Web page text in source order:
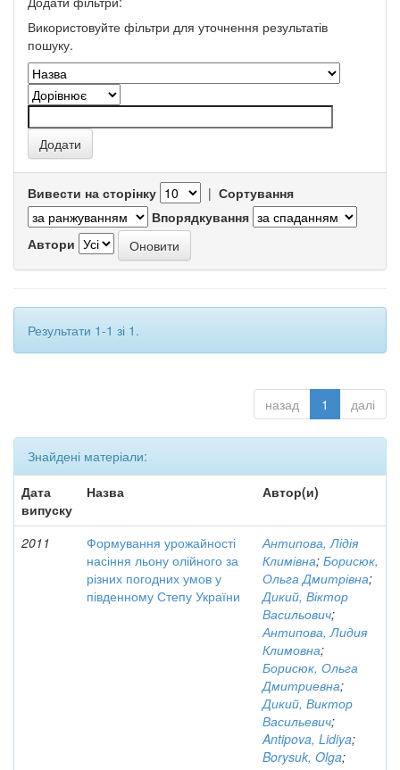
Використовуйте фільтри для уточнення результатів
пошуку.
Вивести на сторінку | Сортування
Впорядкування
Автори
Результати 1-1 зі 1.
назад 1 далі
Знайдені матеріали:
Дата
випуску
Назва Автор(и)
2011
Формування урожайності
насіння льону олійного за
різних погодних умов у
південному Степу України
Антипова, Лідія
Климівна; Борисюк,
Ольга Дмитрівна;
Дикий, Віктор
Васильович;
Антипова, Лидия
Климовна;
Борисюк, Ольга
Дмитриевна;
Дикий, Виктор
Васильевич;
Antipova, Lidiya;
Borysuk, Olga;